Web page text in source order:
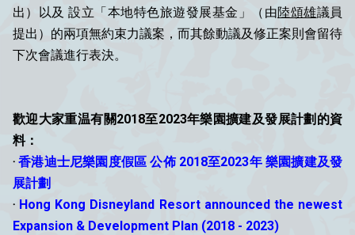
出）以及 設立「本地特色旅遊發展基金」（由陸頌雄議員
提出）的兩項無約束力議案，而其餘動議及修正案則會留待
下次會議進行表決。
歡迎大家重温有關2018至2023年樂園擴建及發展計劃的資
料：
‧香港迪士尼樂園度假區 公佈 2018至2023年 樂園擴建及發
展計劃
‧ Hong Kong Disneyland Resort announced the newest
Expansion & Development Plan (2018 - 2023)